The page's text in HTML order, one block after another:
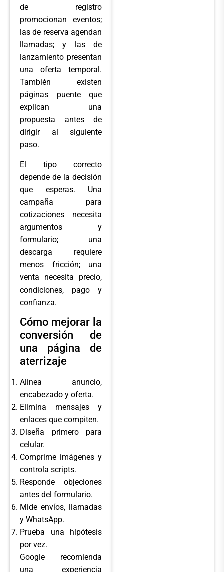
de registro
promocionan eventos;
las de reserva agendan
llamadas; y las de
lanzamiento presentan
una oferta temporal.
También existen
páginas puente que
explican una
propuesta antes de
dirigir al siguiente
paso.
El tipo correcto
depende de la decisión
que esperas. Una
campaña para
cotizaciones necesita
argumentos y
formulario; una
descarga requiere
menos fricción; una
venta necesita precio,
condiciones, pago y
confianza.
Cómo mejorar la
conversión de
una página de
aterrizaje
Alinea anuncio,
encabezado y oferta.
Elimina mensajes y
enlaces que compiten.
Diseña primero para
celular.
Comprime imágenes y
controla scripts.
Responde objeciones
antes del formulario.
Mide envíos, llamadas
y WhatsApp.
Prueba una hipótesis
por vez.
Google recomienda
una experiencia